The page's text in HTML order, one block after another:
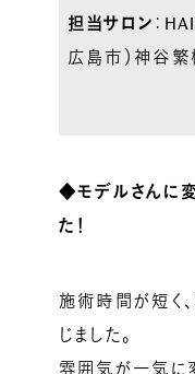
担当サロン ：
広島市）神谷繁
◆モデルさんに
た！
施術時間が短く
じました。